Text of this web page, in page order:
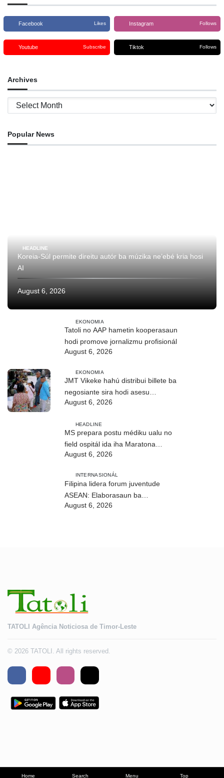
Home Search Menu Top
Facebook Likes Instagram Follows
Youtube Subscribe Tiktok Follows
Archives
Archives
Popular News
HEADLINE
Koreia-Súl permite direitu autór ba múzika ne’ebé kria hosi
AI
August 6, 2026
EKONOMIA
Tatoli no AAP hametin kooperasaun
hodi promove jornalizmu profisionál
August 6, 2026
EKONOMIA
JMT Vikeke hahú distribui billete ba
negosiante sira hodi asesu
August 6, 2026
HEADLINE
MS prepara postu médiku ualu no
field ospitál ida iha Maratona
Internasionál Dili
August 6, 2026
INTERNASIONÁL
Filipina lidera forum juventude
ASEAN: Elaborasaun ba
deklarasaun reziliénsia dijitál
August 6, 2026
TATOLI Agência Noticiosa de Timor-Leste
© 2026 TATOLI. All rights reserved.